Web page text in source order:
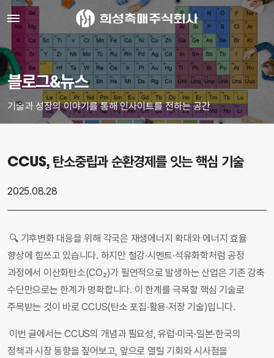
블로그&뉴스
기술과 성장의 이야기를 통해 인사이트를 전하는 공간
CCUS, 탄소중립과 순환경제를 잇는 핵심 기술
2025.08.28
🔍 기후변화 대응을 위해 각국은 재생에너지 확대와 에너지 효율
향상에 힘쓰고 있습니다. 하지만 철강·시멘트·석유화학처럼 공정
과정에서 이산화탄소(CO₂)가 필연적으로 발생하는 산업은 기존 감축
수단만으로는 한계가 명확합니다. 이 한계를 극복할 핵심 기술로
주목받는 것이 바로 CCUS(탄소 포집·활용·저장 기술)입니다.
이번 글에서는 CCUS의 개념과 필요성, 유럽·미국·일본·한국의
정책과 시장 동향을 짚어보고, 앞으로 열릴 기회와 시사점을